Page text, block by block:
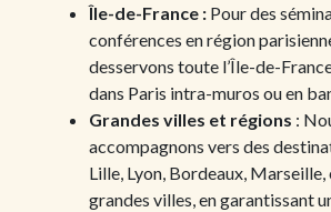
Île-de-France : Pour des
conférences en région
desservons toute l’Île-de-
dans Paris intra-muros ou en
Grandes villes et régions :
accompagnons vers des
Lille, Lyon, Bordeaux, Marseille,
grandes villes, en garantissant